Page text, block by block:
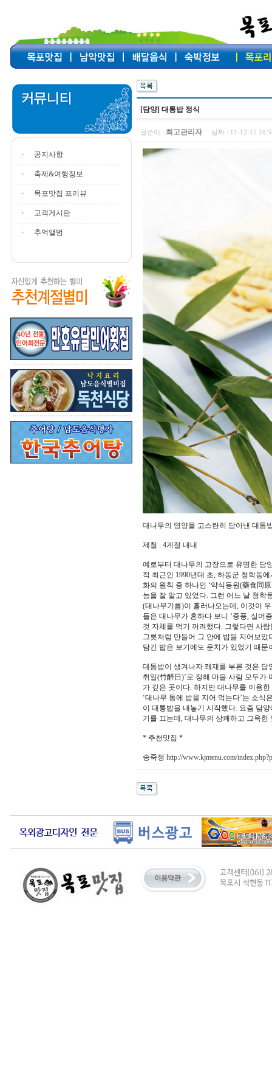
공지사항
축제&여행정보
목포맛집 프리뷰
고객게시판
추억앨범
[담양] 대통밥 정식
글쓴이 : 최고관리자 날짜 : 11-12-15
대나무의 영양을 고스란히 담아낸 대통
제철 : 4계절 내내
예로부터 대나무의 고장으로 유명한 담
적 최근인 1990년대 초, 하동군 청학동
화의 원칙 중 하나인 ‘약식동원(藥食同
능을 잘 알고 있었다. 그런 어느 날 청학
(대나무기름)이 흘러나오는데, 이것이
들은 대나무가 흔하다 보니 ‘중풍, 실어
것 자체를 먹기 꺼려했다. 그렇다면 사
그릇처럼 만들어 그 안에 밥을 지어보
담긴 밥은 보기에도 운치가 있었기 때문
대통밥이 생겨나자 쾌재를 부른 것은 담
취일(竹醉日)’로 정해 마을 사람 모두가
가 깊은 곳이다. 하지만 대나무를 이용
‘대나무 통에 밥을 지어 먹는다’는 소
이 대통밥을 내놓기 시작했다. 요즘 담
기를 끄는데, 대나무의 상쾌하고 그윽
* 추천맛집 *
송죽정 http://www.kjmenu.com/